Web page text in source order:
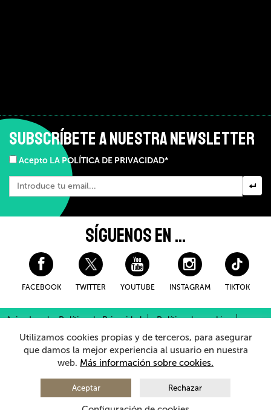
SUBSCRÍBETE A NUESTRA NEWSLETTER
Acepto LA POLÍTICA DE PRIVACIDAD*
SÍGUENOS EN ...
FACEBOOK TWITTER YOUTUBE INSTAGRAM TIKTOK
Aviso Legal y Política de Privacidad
Política de cookies
Condiciones Generales de Compra
Sistema Interno de Información
© 2026 - Teatro Arriaga AntzokiaTodos los derechos reservados
Utilizamos cookies propias y de terceros, para asegurar
que damos la mejor experiencia al usuario en nuestra
web. Más información sobre cookies.
Aceptar Rechazar